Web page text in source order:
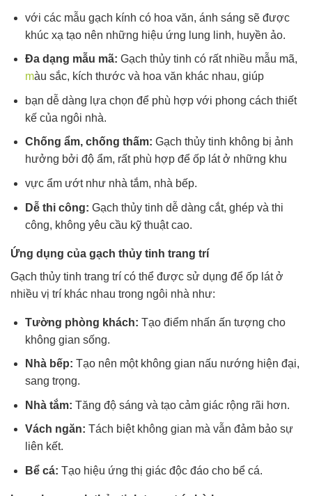
với các mẫu gạch kính có hoa văn, ánh sáng sẽ được
khúc xạ tạo nên những hiệu ứng lung linh, huyền ảo.
Đa dạng mẫu mã: Gạch thủy tinh có rất nhiều mẫu mã,
màu sắc, kích thước và hoa văn khác nhau, giúp
bạn dễ dàng lựa chọn để phù hợp với phong cách thiết
kế của ngôi nhà.
Chống ẩm, chống thấm: Gạch thủy tinh không bị ảnh
hưởng bởi độ ẩm, rất phù hợp để ốp lát ở những khu
vực ẩm ướt như nhà tắm, nhà bếp.
Dễ thi công: Gạch thủy tinh dễ dàng cắt, ghép và thi
công, không yêu cầu kỹ thuật cao.
Ứng dụng của gạch thủy tinh trang trí
Gạch thủy tinh trang trí có thể được sử dụng để ốp lát ở
nhiều vị trí khác nhau trong ngôi nhà như:
Tường phòng khách: Tạo điểm nhấn ấn tượng cho
không gian sống.
Nhà bếp: Tạo nên một không gian nấu nướng hiện đại,
sang trọng.
Nhà tắm: Tăng độ sáng và tạo cảm giác rộng rãi hơn.
Vách ngăn: Tách biệt không gian mà vẫn đảm bảo sự
liên kết.
Bể cá: Tạo hiệu ứng thị giác độc đáo cho bể cá.